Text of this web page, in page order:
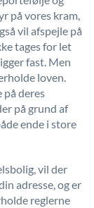
på vores kram,
vil afspejle på
tages for let
fast. Men
loven.
på deres
på grund af
ende i store
vil der
adresse, og er
reglerne